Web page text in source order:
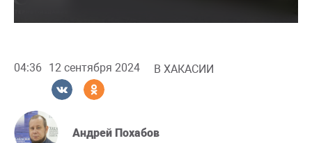
04:36 12 сентября 2024 В ХАКАСИИ
Андрей Похабов